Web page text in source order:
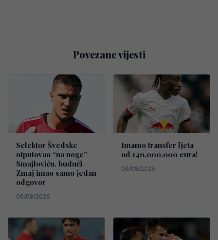
Povezane vijesti
Selektor Švedske
otputovao “na noge”
Smajloviću, budući
Zmaj imao samo jedan
odgovor
06/08/2026
Imamo transfer ljeta
od 140.000.000 eura!
06/08/2026